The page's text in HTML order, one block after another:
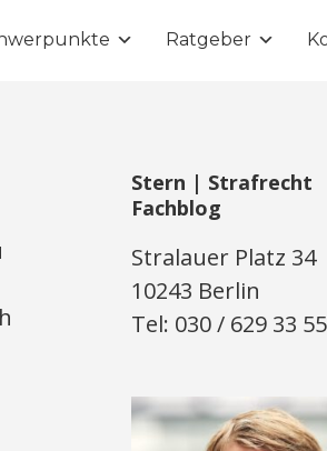
Ratgeber
Stern | Strafrecht
Fachblog
Stralauer Platz 34
10243 Berlin
Tel: 030 / 629 33